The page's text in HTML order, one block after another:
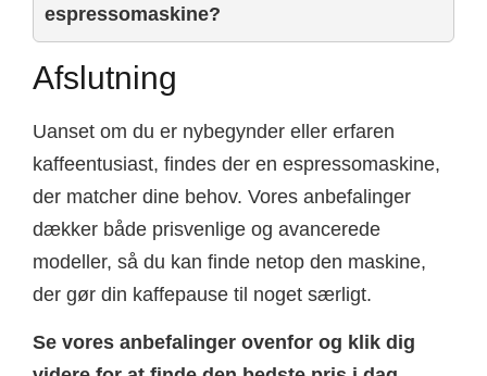
espressomaskine?
Afslutning
Uanset om du er nybegynder eller erfaren
kaffeentusiast, findes der en espressomaskine,
der matcher dine behov. Vores anbefalinger
dækker både prisvenlige og avancerede
modeller, så du kan finde netop den maskine,
der gør din kaffepause til noget særligt.
Se vores anbefalinger ovenfor og klik dig